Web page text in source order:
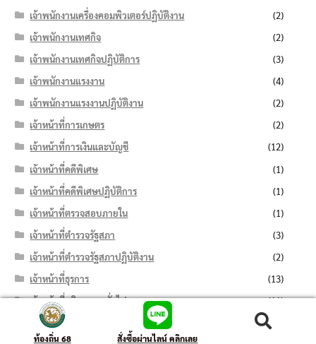
เจ้าพนักงานเครื่องคอมพิวเตอร์ปฏิบัติงาน
(2)
เจ้าพนักงานเทศกิจ
(2)
เจ้าพนักงานเทศกิจปฏิบัติการ
(3)
เจ้าพนักงานแรงงาน
(4)
เจ้าพนักงานแรงงานปฏิบัติงาน
(2)
เจ้าหน้าที่การเกษตร
(2)
เจ้าหน้าที่การเงินและบัญชี
(12)
เจ้าหน้าที่คดีพิเศษ
(1)
เจ้าหน้าที่คดีพิเศษปฏิบัติการ
(1)
เจ้าหน้าที่ตรวจสอบภายใน
(1)
เจ้าหน้าที่ตำรวจรัฐสภา
(3)
เจ้าหน้าที่ตำรวจรัฐสภาปฏิบัติงาน
(2)
เจ้าหน้าที่ธุรการ
(13)
เจ้าหน้าที่บริหารงานทั่วไป
(11)
เจ้าหน้าที่บันทึกข้อมูล
ท้องถิ่น 68 สั่งซื้อผ่านไลน์ คลิกเลย